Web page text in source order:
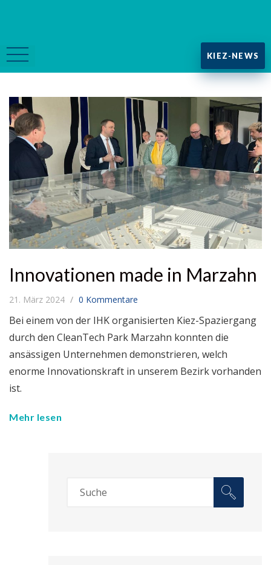
KIEZ-NEWS
Innovationen made in Marzahn
21. März 2024 0 Kommentare
Bei einem von der IHK organisierten Kiez-Spaziergang
durch den CleanTech Park Marzahn konnten die
ansässigen Unternehmen demonstrieren, welch
enorme Innovationskraft in unserem Bezirk vorhanden
ist.
Mehr lesen